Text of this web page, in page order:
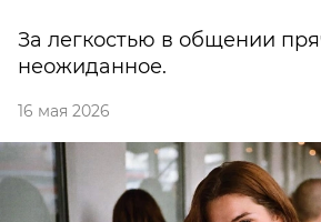
За легкостью в общении
неожиданное.
16 мая 2026